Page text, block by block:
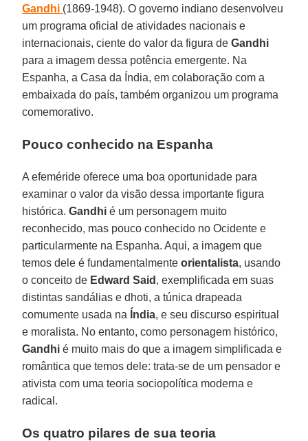
Gandhi (1869-1948). O governo indiano desenvolveu
um programa oficial de atividades nacionais e
internacionais, ciente do valor da figura deGandhi
para a imagem dessa potência emergente. Na
Espanha, a Casa da Índia, em colaboração com a
embaixada do país, também organizou um programa
comemorativo.
Pouco conhecido na Espanha
A efeméride oferece uma boa oportunidade para
examinar o valor da visão dessa importante figura
histórica.Gandhi é um personagem muito
reconhecido, mas pouco conhecido no Ocidente e
particularmente na Espanha. Aqui, a imagem que
temos dele é fundamentalmenteorientalista, usando
o conceito de Edward Said , exemplificada em suas
distintas sandálias e dhoti, a túnica drapeada
comumente usada na Índia, e seu discurso espiritual
e moralista. No entanto, como personagem histórico,
Gandhi é muito mais do que a imagem simplificada e
romântica que temos dele: trata-se de um pensador e
ativista com uma teoria sociopolítica moderna e
radical.
Os quatro pilares de sua teoria